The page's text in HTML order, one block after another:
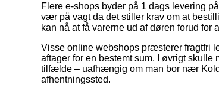
Flere e-shops byder på 1 dags levering
vær på vagt da det stiller krav om at
kan nå at få varerne ud af døren forud for
Visse online webshops præsterer fragtfri
aftager for en bestemt sum. I øvrigt
tilfælde – uafhængig om man bor nær
afhentningssted.